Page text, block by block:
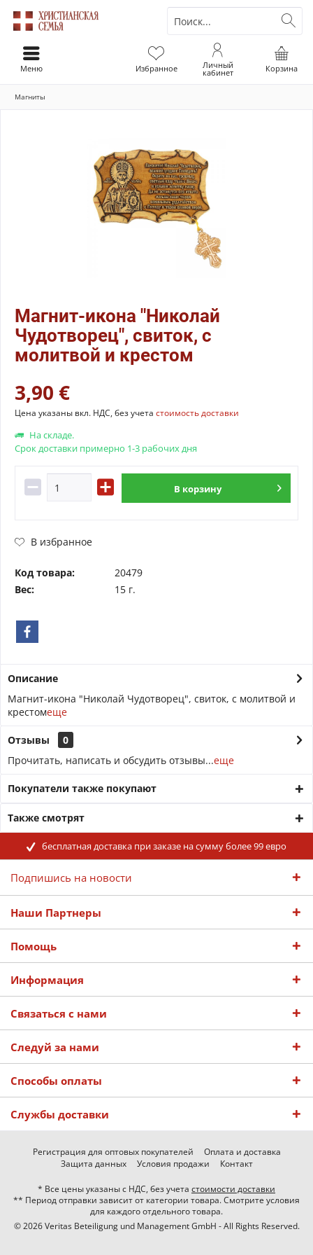
Корзина
Избранное Личный
кабинет
Меню
Магниты
Магнит-икона "Николай
Чудотворец", свиток, с
молитвой и крестом
3,90 €
Цена указаны вкл. НДС, без учета стоимость доставки
На складе.
Срок доставки примерно 1-3 рабочих дня
В корзину
В избранное
Код товара:
20479
Вес:
15 г.
Описание
Магнит-икона "Николай Чудотворец", свиток, с молитвой и
крестомеще
Отзывы
0
Прочитать, написать и обсудить отзывы...еще
Покупатели также покупают
Также смотрят
бесплатная доставка при заказе на сумму более 99 евро
Подпишись на новости
Наши Партнеры
Помощь
Информация
Связаться с нами
Следуй за нами
Способы оплаты
Службы доставки
Регистрация для оптовых покупателей
Оплата и доставка
Защита данных
Условия продажи Контакт
* Все цены указаны с НДС, без учета стоимости доставки
** Период отправки зависит от категории товара. Смотрите условия
для каждого отдельного товара.
© 2026 Veritas Beteiligung und Management GmbH - All Rights Reserved.